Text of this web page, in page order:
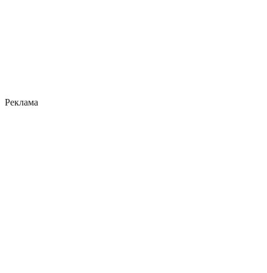
Реклама